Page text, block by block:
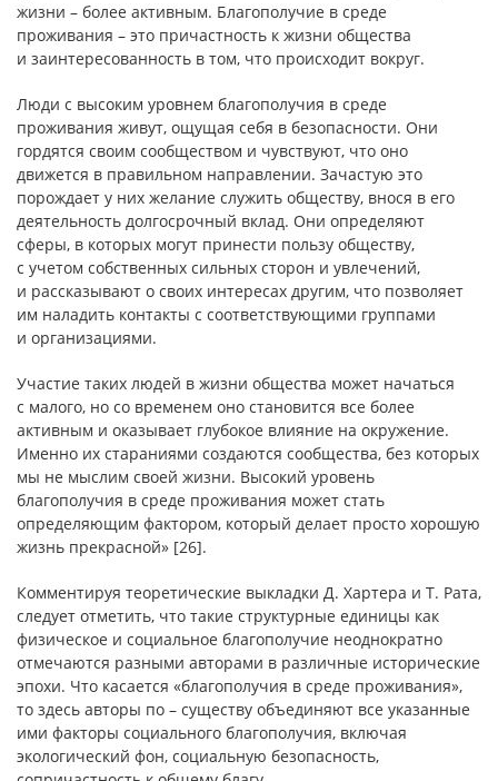
жизни – более активным. Благополучие в среде
проживания – это причастность к жизни общества
и заинтересованность в том, что происходит вокруг.
Люди с высоким уровнем благополучия в среде
проживания живут, ощущая себя в безопасности. Они
гордятся своим сообществом и чувствуют, что оно
движется в правильном направлении. Зачастую это
порождает у них желание служить обществу, внося в его
деятельность долгосрочный вклад. Они определяют
сферы, в которых могут принести пользу обществу,
с учетом собственных сильных сторон и увлечений,
и рассказывают о своих интересах другим, что позволяет
им наладить контакты с соответствующими группами
и организациями.
Участие таких людей в жизни общества может начаться
с малого, но со временем оно становится все более
активным и оказывает глубокое влияние на окружение.
Именно их стараниями создаются сообщества, без которых
мы не мыслим своей жизни. Высокий уровень
благополучия в среде проживания может стать
определяющим фактором, который делает просто хорошую
жизнь прекрасной» [26].
Комментируя теоретические выкладки Д. Хартера и Т. Рата,
следует отметить, что такие структурные единицы как
физическое и социальное благополучие неоднократно
отмечаются разными авторами в различные исторические
эпохи. Что касается «благополучия в среде проживания»,
то здесь авторы по – существу объединяют все указанные
ими факторы социального благополучия, включая
экологический фон, социальную безопасность,